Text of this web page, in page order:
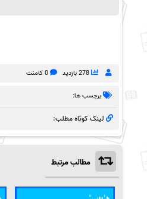
278 بازدید 0 کامنت
برچسب ها:
لینک کوتاه مطلب:
مطالب مرتبط